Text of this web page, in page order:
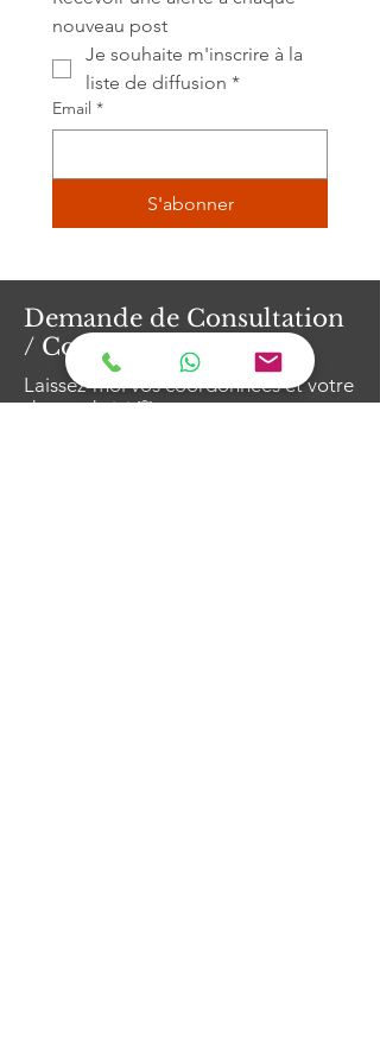
nouveau post
Je souhaite m'inscrire à la
liste de diffusion *
Email *
S'abonner
Demande de Consultation
/ Contact
Laissez-moi vos coordonnées et votre
demande ici 🌸